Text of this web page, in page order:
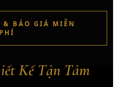
BÁO GIÁ MIỄN
PHÍ
Kế Tận Tâm